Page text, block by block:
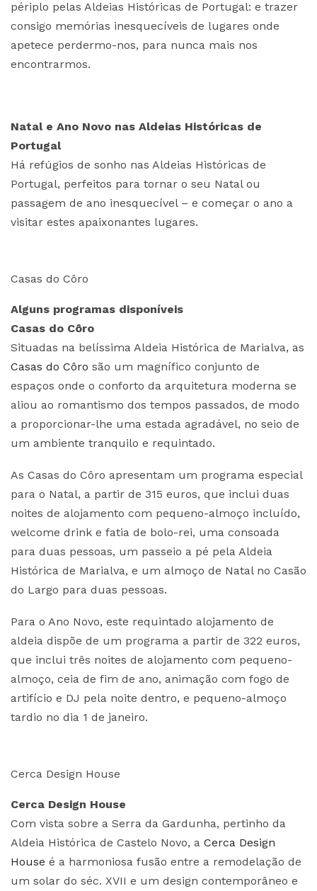
périplo pelas Aldeias Históricas de Portugal: e trazer
consigo memórias inesquecíveis de lugares onde
apetece perdermo-nos, para nunca mais nos
encontrarmos.
Natal e Ano Novo nas Aldeias Históricas de
Portugal
Há refúgios de sonho nas Aldeias Históricas de
Portugal, perfeitos para tornar o seu Natal ou
passagem de ano inesquecível – e começar o ano a
visitar estes apaixonantes lugares.
Casas do Côro
Alguns programas disponíveis
Casas do Côro
Situadas na belíssima Aldeia Histórica de Marialva, as
Casas do Côro são um magnífico conjunto de
espaços onde o conforto da arquitetura moderna se
aliou ao romantismo dos tempos passados, de modo
a proporcionar-lhe uma estada agradável, no seio de
um ambiente tranquilo e requintado.
As Casas do Côro apresentam um programa especial
para o Natal, a partir de 315 euros, que inclui duas
noites de alojamento com pequeno-almoço incluído,
welcome drink e fatia de bolo-rei, uma consoada
para duas pessoas, um passeio a pé pela Aldeia
Histórica de Marialva, e um almoço de Natal no Casão
do Largo para duas pessoas.
Para o Ano Novo, este requintado alojamento de
aldeia dispõe de um programa a partir de 322 euros,
que inclui três noites de alojamento com pequeno-
almoço, ceia de fim de ano, animação com fogo de
artifício e DJ pela noite dentro, e pequeno-almoço
tardio no dia 1 de janeiro.
Cerca Design House
Cerca Design House
Com vista sobre a Serra da Gardunha, pertinho da
Aldeia Histórica de Castelo Novo, a Cerca Design
House é a harmoniosa fusão entre a remodelação de
um solar do séc. XVII e um design contemporâneo e